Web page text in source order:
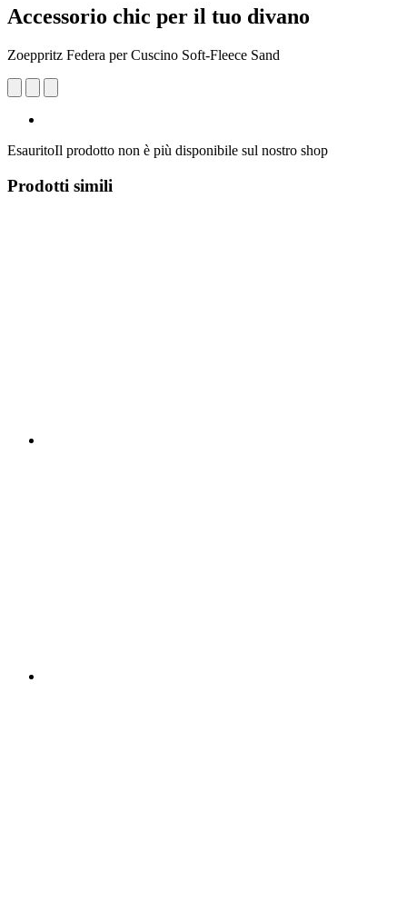
Accessorio chic per il tuo divano
Zoeppritz Federa per Cuscino Soft-Fleece Sand
EsauritoIl prodotto non è più disponibile sul nostro shop
Prodotti simili